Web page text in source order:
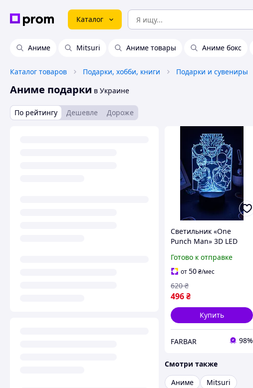
Каталог
Аниме Mitsuri Аниме товары Аниме бокс
Каталог товаров Подарки, хобби, книги Подарки и сувениры
Аниме подарки в Украине
По рейтингу Дешевле Дороже
Светильник «One
Punch Man» 3D LED
цветов, акриловая
лампа, подарок фанату
аниме Ванпанчмен
Готово к отправке
от50₴/мес
496₴
620 ₴
Купить
FARBAR 98%
Смотри также
Аниме
Mitsuri